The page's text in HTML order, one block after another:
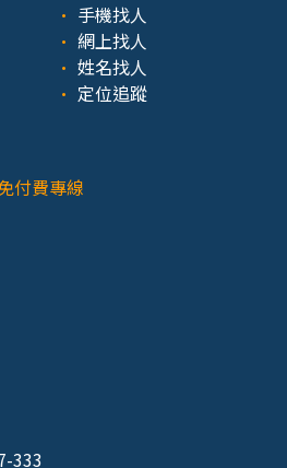
手機找人
網上找人
姓名找人
定位追蹤
付費專線
333